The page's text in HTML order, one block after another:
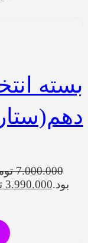
بسته
7.000.000
بود.3.990.000